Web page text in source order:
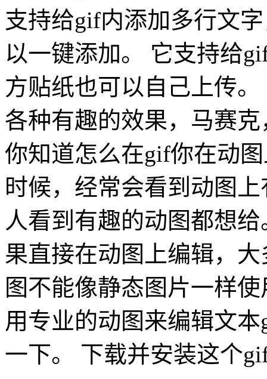
支持给gif内添加多行文
以一键添加。 它支持给
方贴纸也可以自己上传
各种有趣的效果，马赛
你知道怎么在gif你在动
时候，经常会看到动图
人看到有趣的动图都想
果直接在动图上编辑，
图不能像静态图片一样
用专业的动图来编辑文
一下。 下载并安装这个